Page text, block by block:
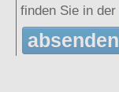
finden Sie in der
absenden